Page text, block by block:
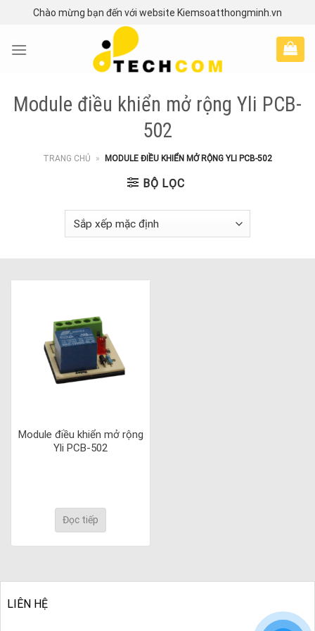
content
Chào mừng bạn đến với website Kiemsoatthongminh.vn
Module điều khiển mở rộng Yli PCB-
502
TRANG CHỦ » MODULE ĐIỀU KHIỂN MỞ RỘNG YLI PCB-502
BỘ LỌC
Module điều khiển mở rộng
Yli PCB-502
Đọc tiếp
LIÊN HỆ